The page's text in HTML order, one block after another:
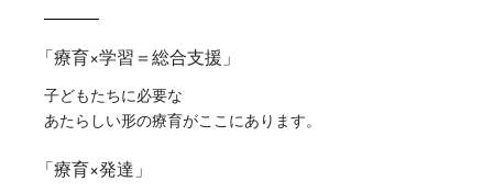
「療育×学習＝総合支援」
子どもたちに必要な
あたらしい形の療育がここにあります。
「療育×発達」